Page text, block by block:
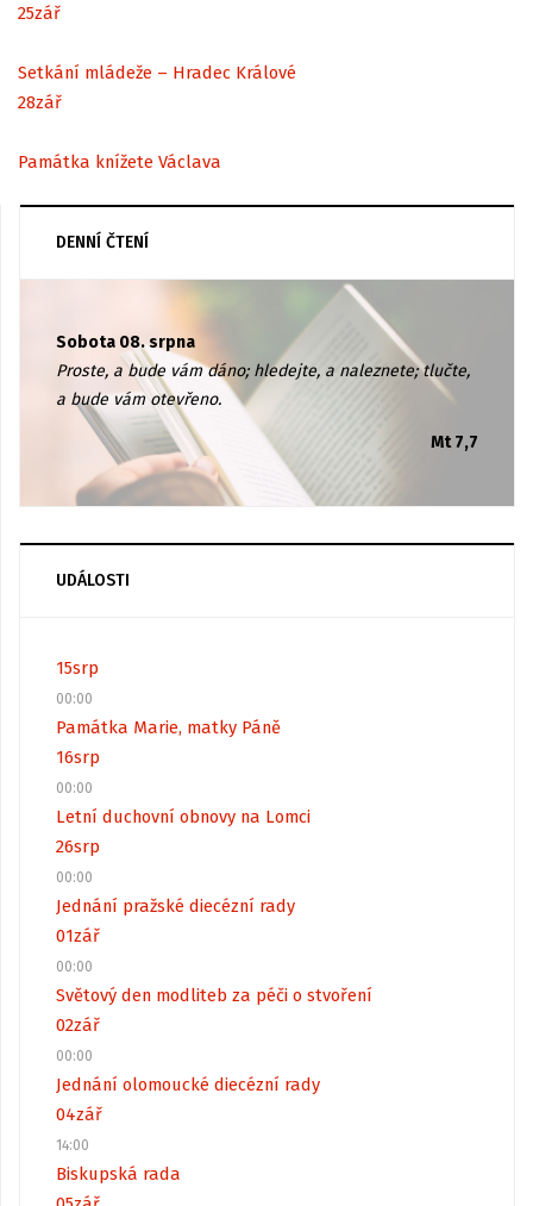
25zář
Setkání mládeže – Hradec Králové
28zář
Památka knížete Václava
DENNÍ ČTENÍ
Sobota 08. srpna
Proste, a bude vám dáno; hledejte, a naleznete; tlučte,
a bude vám otevřeno.
Mt 7,7
UDÁLOSTI
15srp
00:00
Památka Marie, matky Páně
16srp
00:00
Letní duchovní obnovy na Lomci
26srp
00:00
Jednání pražské diecézní rady
01zář
00:00
Světový den modliteb za péči o stvoření
02zář
00:00
Jednání olomoucké diecézní rady
04zář
14:00
Biskupská rada